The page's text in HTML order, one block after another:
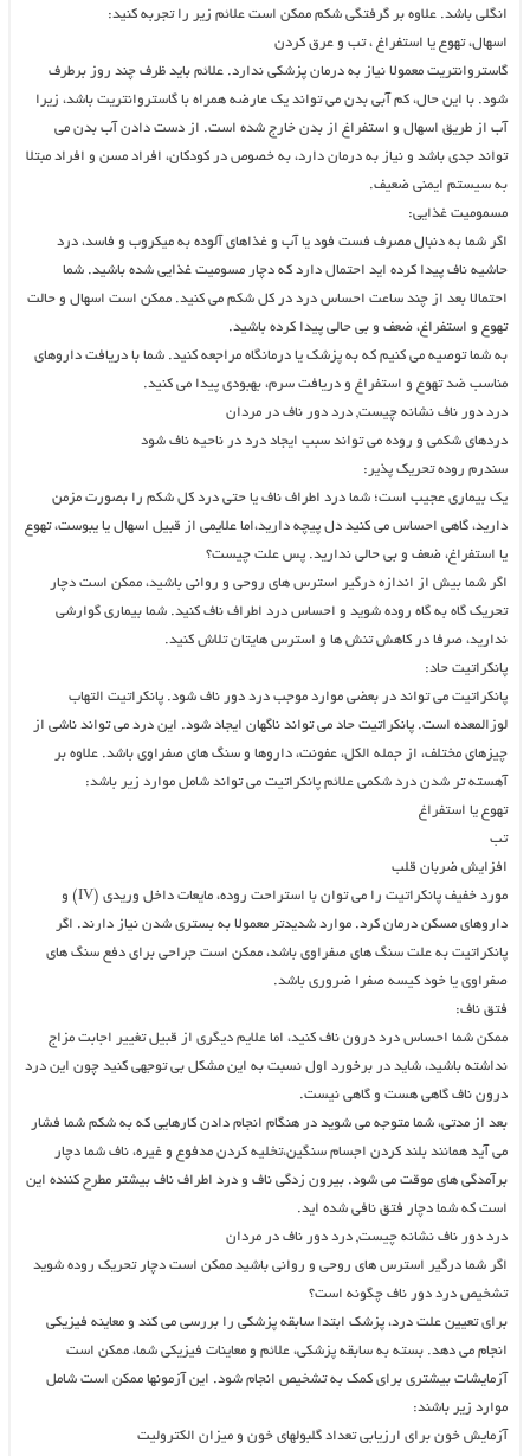
انگلی باشد. علاوه بر گرفتگی شکم ممکن است علائم زیر را تجربه کنید:
اسهال، تهوع یا استفراغ ، تب و عرق کردن
گاستروانتریت معمولا نیاز به درمان پزشکی ندارد. علائم باید ظرف چند روز برطرف
شود. با این حال، کم آبی بدن می تواند یک عارضه همراه با گاستروانتریت باشد، زیرا
آب از طریق اسهال و استفراغ از بدن خارج شده است. از دست دادن آب بدن می
تواند جدی باشد و نیاز به درمان دارد، به خصوص در کودکان، افراد مسن و افراد مبتلا
به سیستم ایمنی ضعیف.
مسمومیت غذایی:
اگر شما به دنبال مصرف فست فود یا آب و غذاهای آلوده به میکروب و فاسد، درد
حاشیه ناف پیدا کرده اید احتمال دارد که دچار مسومیت غذایی شده باشید. شما
احتمالا بعد از چند ساعت احساس درد در کل شکم می کنید. ممکن است اسهال و حالت
تهوع و استفراغ، ضعف و بی حالی پیدا کرده باشید.
به شما توصیه می کنیم که به پزشک یا درمانگاه مراجعه کنید. شما با دریافت داروهای
مناسب ضد تهوع و استفراغ و دریافت سرم، بهبودی پیدا می کنید.
درد دور ناف نشانه چیست, درد دور ناف در مردان
دردهای شکمی و روده می تواند سبب ایجاد درد در ناحیه ناف شود
سندرم روده تحریک پذیر:
یک بیماری عجیب است؛ شما درد اطراف ناف یا حتی درد کل شکم را بصورت مزمن
دارید، گاهی احساس می کنید دل پیچه دارید،اما علایمی از قبیل اسهال یا یبوست، تهوع
یا استفراغ، ضعف و بی حالی ندارید. پس علت چیست؟
اگر شما بیش از اندازه درگیر استرس های روحی و روانی باشید، ممکن است دچار
تحریک گاه به گاه روده شوید و احساس درد اطراف ناف کنید. شما بیماری گوارشی
ندارید، صرفا در کاهش تنش ها و استرس هایتان تلاش کنید.
پانکراتیت حاد:
پانکراتیت می تواند در بعضی موارد موجب درد دور ناف شود. پانکراتیت التهاب
لوزالمعده است. پانکراتیت حاد می تواند ناگهان ایجاد شود. این درد می تواند ناشی از
چیزهای مختلف، از جمله الکل، عفونت، داروها و سنگ های صفراوی باشد. علاوه بر
آهسته تر شدن درد شکمی علائم پانکراتیت می تواند شامل موارد زیر باشد:
تهوع یا استفراغ
تب
افزایش ضربان قلب
مورد خفیف پانکراتیت را می توان با استراحت روده، مایعات داخل وریدی (IV) و
داروهای مسکن درمان کرد. موارد شدیدتر معمولا به بستری شدن نیاز دارند. اگر
پانکراتیت به علت سنگ های صفراوی باشد، ممکن است جراحی برای دفع سنگ های
صفراوی یا خود کیسه صفرا ضروری باشد.
فتق ناف:
ممکن شما احساس درد درون ناف کنید، اما علایم دیگری از قبیل تغییر اجابت مزاج
نداشته باشید، شاید در برخورد اول نسبت به این مشکل بی توجهی کنید چون این درد
درون ناف گاهی هست و گاهی نیست.
بعد از مدتی، شما متوجه می شوید در هنگام انجام دادن کارهایی که به شکم شما فشار
می آید همانند بلند کردن اجسام سنگین،تخلیه کردن مدفوع و غیره، ناف شما دچار
برآمدگی های موقت می شود. بیرون زدگی ناف و درد اطراف ناف بیشتر مطرح کننده این
است که شما دچار فتق نافی شده اید.
درد دور ناف نشانه چیست, درد دور ناف در مردان
اگر شما درگیر استرس های روحی و روانی باشید ممکن است دچار تحریک روده شوید
تشخیص درد دور ناف چگونه است؟
برای تعیین علت درد، پزشک ابتدا سابقه پزشکی را بررسی می کند و معاینه فیزیکی
انجام می دهد. بسته به سابقه پزشکی، علائم و معاینات فیزیکی شما، ممکن است
آزمایشات بیشتری برای کمک به تشخیص انجام شود. این آزمونها ممکن است شامل
موارد زیر باشند:
آزمایش خون برای ارزیابی تعداد گلبولهای خون و میزان الکترولیت